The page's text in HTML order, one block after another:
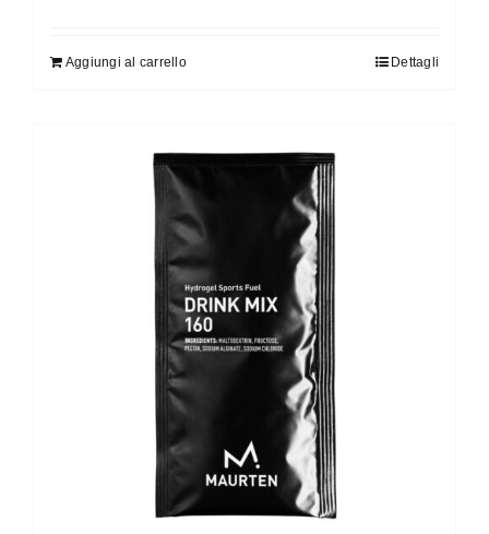
Aggiungi al carrello Dettagli